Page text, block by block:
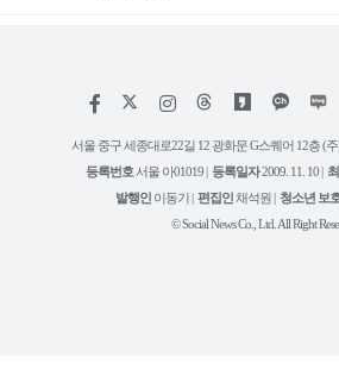
페
스
인
타
램
서울 중구 세종대로22길 12 광화문 G스퀘어 12층 (
등록번호 서울 아01019 | 등록일자2009. 11. 10 |
발행인 이동기 | 편집인 채석원 | 청소년 보
© Social News Co., Ltd. All Right